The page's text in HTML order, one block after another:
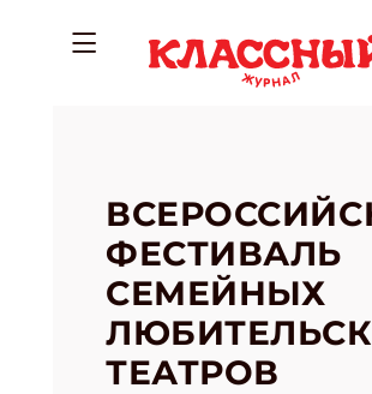
ФЕСТИВАЛЬ
СЕМЕЙНЫХ
ТЕАТРОВ